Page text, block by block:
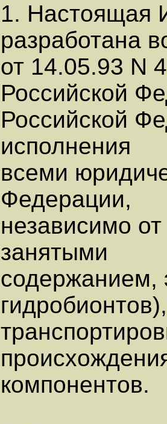
1. Настоящая
разработана
от 14.05.93 N
Российской
Российской
исполнения
всеми
Федерации,
независимо
занятыми
содержанием,
компонентов.